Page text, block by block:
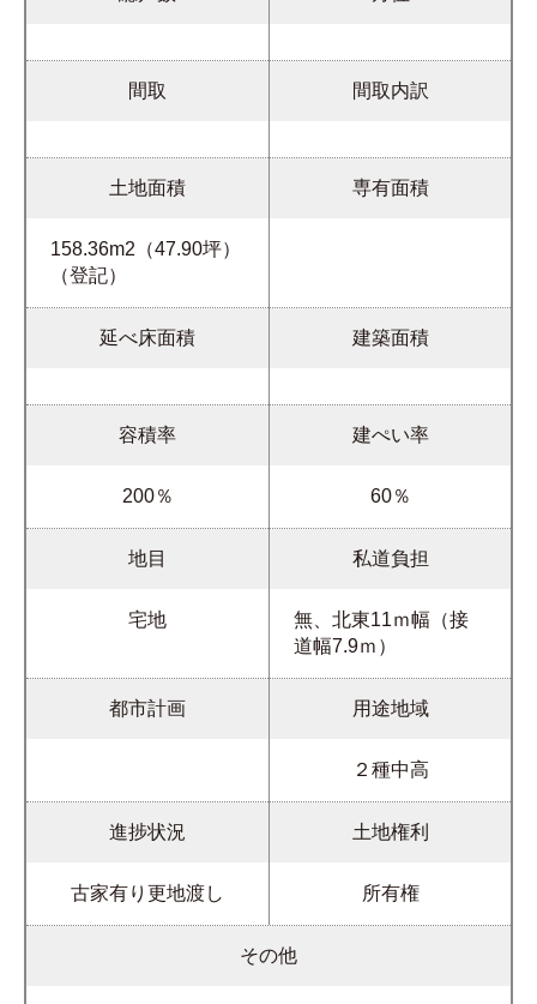
間取 間取内訳
土地面積
158.36m2（47.90坪）
（登記）
専有面積
延べ床面積 建築面積
容積率
200％
建ぺい率
60％
地目
宅地
私道負担
無、北東11ｍ幅（接
道幅7.9ｍ）
都市計画 用途地域
２種中高
進捗状況
古家有り更地渡し
土地権利
所有権
その他